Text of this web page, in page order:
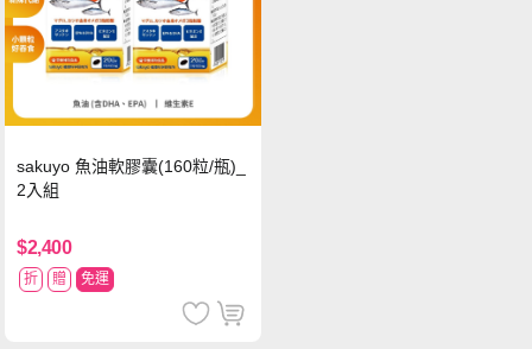
sakuyo 魚油軟膠囊(160粒/瓶)_
2入組
$2,400
折 贈 免運